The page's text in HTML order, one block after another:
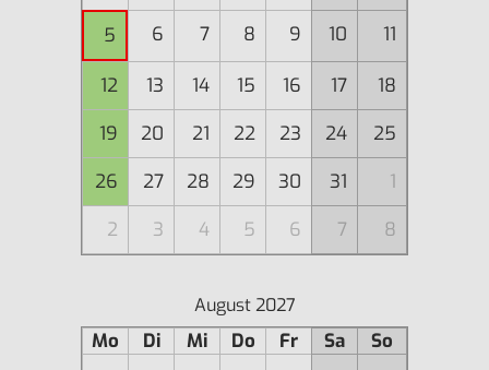
5
6 7 8 9 10 11
12 13 14 15 16 17
18
19
20 21 22 23 24
25
26
27 28 29 30 31
1
2
3 4 5 6 7 8
August 2027
Mo Di Mi Do Fr Sa
So